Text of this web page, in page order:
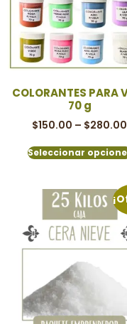
COLORANTES PARA
70 g
$150.00 – $280.00
Seleccionar